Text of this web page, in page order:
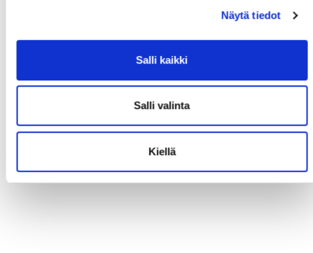
Näytä tiedot
Salli kaikki
Salli valinta
Kiellä